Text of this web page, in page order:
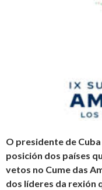
O presidente de
posición dos países
vetos no Cume das
dos líderes da rexión